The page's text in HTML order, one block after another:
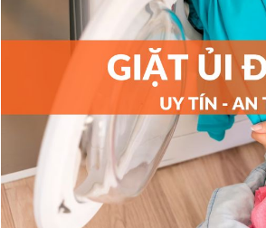
Chuyển nhà trọn gói, không lo dọn
dẹp nơi đi nơi đến
Vệ sinh công nghiệp NEW
Vệ sinh chuyên nghiệp cho văn
phòng, nhà xưởng, công trình lớn